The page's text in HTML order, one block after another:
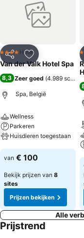
Delen Toevoegen
4 SterrenHotel
Van der Valk Hotel Spa
8,3 Zeer goed (4.989 scores
Spa, België
Wellness
Parkeren
Huisdieren toegestaan
Prijzen bekijken
van € 100
Bekijk prijzen van 8
sites
Prijzen bekijken
Alle
Prijstrend